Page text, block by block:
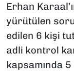
Erhan
yürütülen
edilen 6 kişi
adli kontrol
kapsamında 5